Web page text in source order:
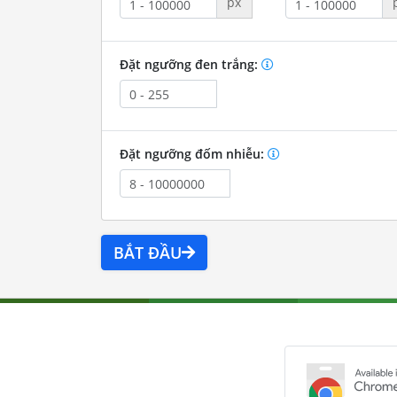
Đặt ngưỡng đen trắng:
Đặt ngưỡng đốm nhiễu:
BẮT ĐẦU